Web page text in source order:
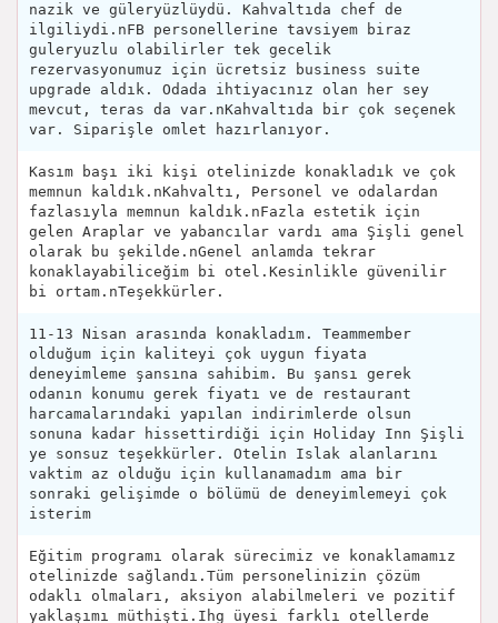
nazik ve güleryüzlüydü. Kahvaltıda chef de
ilgiliydi.nFB personellerine tavsiyem biraz
guleryuzlu olabilirler tek gecelik
rezervasyonumuz için ücretsiz business suite
upgrade aldık. Odada ihtiyacınız olan her sey
mevcut, teras da var.nKahvaltıda bir çok seçenek
var. Siparişle omlet hazırlanıyor.
Kasım başı iki kişi otelinizde konakladık ve çok
memnun kaldık.nKahvaltı, Personel ve odalardan
fazlasıyla memnun kaldık.nFazla estetik için
gelen Araplar ve yabancılar vardı ama Şişli genel
olarak bu şekilde.nGenel anlamda tekrar
konaklayabiliceğim bi otel.Kesinlikle güvenilir
bi ortam.nTeşekkürler.
11-13 Nisan arasında konakladım. Teammember
olduğum için kaliteyi çok uygun fiyata
deneyimleme şansına sahibim. Bu şansı gerek
odanın konumu gerek fiyatı ve de restaurant
harcamalarındaki yapılan indirimlerde olsun
sonuna kadar hissettirdiği için Holiday Inn Şişli
ye sonsuz teşekkürler. Otelin Islak alanlarını
vaktim az olduğu için kullanamadım ama bir
sonraki gelişimde o bölümü de deneyimlemeyi çok
isterim
Eğitim programı olarak sürecimiz ve konaklamamız
otelinizde sağlandı.Tüm personelinizin çözüm
odaklı olmaları, aksiyon alabilmeleri ve pozitif
yaklaşımı müthişti.Ihg üyesi farklı otellerde